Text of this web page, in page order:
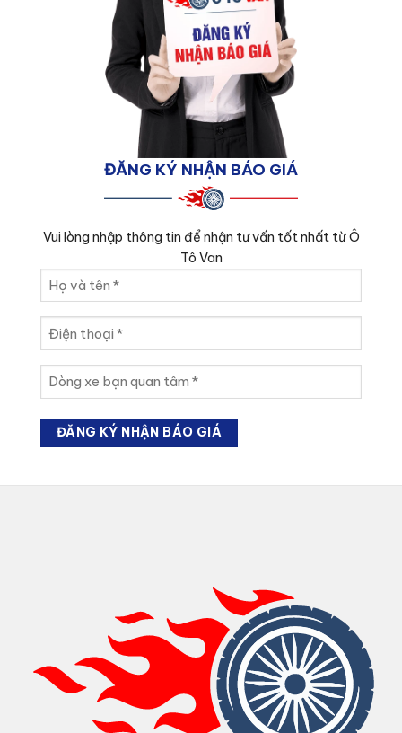
ĐĂNG KÝ NHẬN BÁO GIÁ
Vui lòng nhập thông tin để nhận tư vấn tốt nhất từ Ô
Tô Van
và
tên
(Required)
thoại
xe
bạn
quan
(Required)